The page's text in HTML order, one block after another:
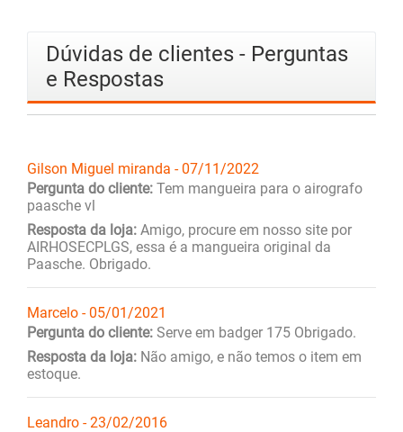
Dúvidas de clientes - Perguntas
e Respostas
Gilson Miguel miranda - 07/11/2022
Pergunta do cliente: Tem mangueira para o airografo
paasche vl
Resposta da loja: Amigo, procure em nosso site por
AIRHOSECPLGS, essa é a mangueira original da
Paasche. Obrigado.
Marcelo - 05/01/2021
Pergunta do cliente: Serve em badger 175 Obrigado.
Resposta da loja: Não amigo, e não temos o item em
estoque.
Leandro - 23/02/2016